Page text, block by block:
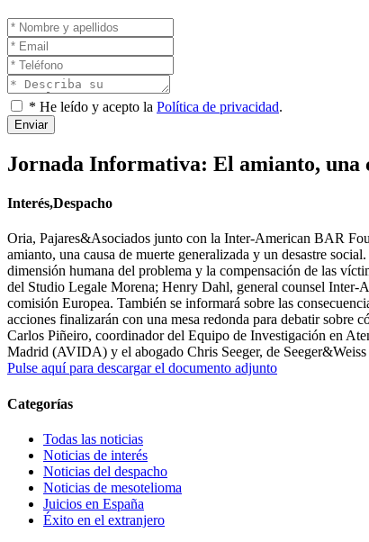
* He leído y acepto la Política de privacidad.
Enviar
Jornada Informativa: El amianto, una
Interés,Despacho
Oria, Pajares&Asociados junto con la Inter-American BAR
amianto, una causa de muerte generalizada y un desastre
dimensión humana del problema y la compensación de las
del Studio Legale Morena; Henry Dahl, general counsel
comisión Europea. También se informará sobre las
acciones finalizarán con una mesa redonda para debatir sobre
Carlos Piñeiro, coordinador del Equipo de Investigación en
Madrid (AVIDA) y el abogado Chris Seeger, de
Pulse aquí para descargar el documento adjunto
Categorías
Todas las noticias
Noticias de interés
Noticias del despacho
Noticias de mesotelioma
Juicios en España
Éxito en el extranjero